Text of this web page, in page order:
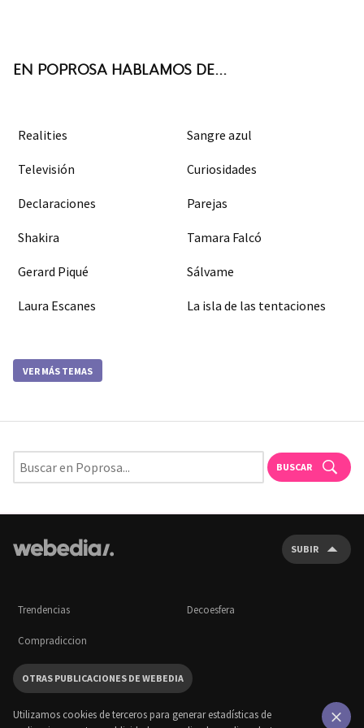
EN POPROSA HABLAMOS DE...
Realities Sangre azul
Televisión Curiosidades
Declaraciones Parejas
Shakira Tamara Falcó
Gerard Piqué Sálvame
Laura Escanes La isla de las tentaciones
VER MÁS TEMAS
BUSCAR
SUBIR
Trendencias Decoesfera
Compradiccion
OTRAS PUBLICACIONES DE WEBEDIA
Utilizamos cookies de terceros para generar estadísticas de